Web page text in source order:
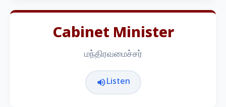
Cabinet Minister
மந்திரவமைச்சர்
Listen